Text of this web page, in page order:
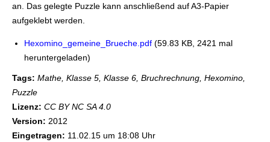
an. Das gelegte Puzzle kann anschließend auf A3-Papier
aufgeklebt werden.
Hexomino_gemeine_Brueche.pdf (59.83 KB, 2421 mal
heruntergeladen)
Tags: Mathe, Klasse 5, Klasse 6, Bruchrechnung, Hexomino,
Puzzle
Lizenz: CC BY NC SA 4.0
Version: 2012
Eingetragen: 11.02.15 um 18:08 Uhr